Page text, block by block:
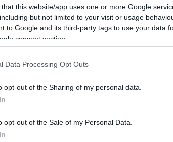
that this website/app uses one or more Google
but not limited to your visit or usage
to Google and its third-party tags to use your data
consent section.
Data Processing Opt Outs
opt-out of the Sharing of my personal data.
opt-out of the Sale of my Personal Data.